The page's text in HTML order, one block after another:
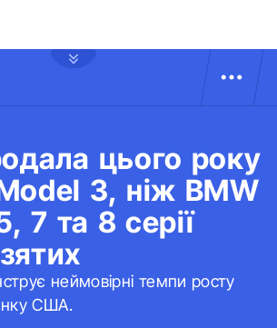
цього року
3, ніж BMW
7 та 8 серії
неймовірні темпи росту
США.